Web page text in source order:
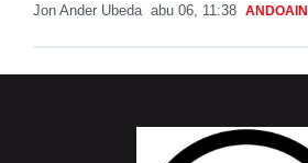
Jon Ander Ubeda abu 06, 11:38 ANDOAIN